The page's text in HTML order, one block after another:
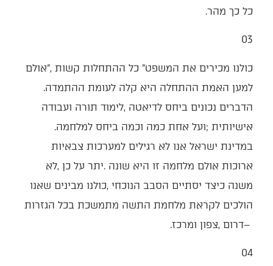
‬כל‭ ‬כך‭ ‬מהר‭.‬
03‭ ‬
כולנו‭ ‬מכירים‭ ‬את‭ ‬המשפט‭ ‬‮"‬כל‭ ‬ההתחלות‭ ‬קשות‮"‬‭, ‬אולם‭
‬למען‭ ‬האמת‭ ‬ההתחלה‭ ‬היא‭ ‬קלה‭ ‬לעומת‭ ‬ההתמדה‭.
‬אישיותית‭; ‬ועל‭ ‬אחת‭ ‬כמה‭ ‬וכמה‭ ‬ביחס‭ ‬למלחמה‭.
‬משנה‭ ‬כיצד‭ ‬יסתיים‭ ‬הסבב‭ ‬הנוכחי‭, ‬כולנו‭ ‬מבינים‭ ‬שאנו‭
04‭ ‬